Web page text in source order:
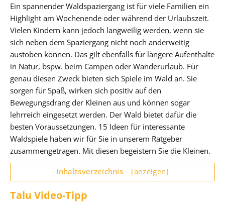
Ein spannender Waldspaziergang ist für viele Familien ein
Highlight am Wochenende oder während der Urlaubszeit.
Vielen Kindern kann jedoch langweilig werden, wenn sie
sich neben dem Spaziergang nicht noch anderweitig
austoben können. Das gilt ebenfalls für längere Aufenthalte
in Natur, bspw. beim Campen oder Wanderurlaub. Für
genau diesen Zweck bieten sich Spiele im Wald an. Sie
sorgen für Spaß, wirken sich positiv auf den
Bewegungsdrang der Kleinen aus und können sogar
lehrreich eingesetzt werden. Der Wald bietet dafür die
besten Voraussetzungen. 15 Ideen für interessante
Waldspiele haben wir für Sie in unserem Ratgeber
zusammengetragen. Mit diesen begeistern Sie die Kleinen.
Inhaltsverzeichnis [anzeigen]
Talu Video-Tipp